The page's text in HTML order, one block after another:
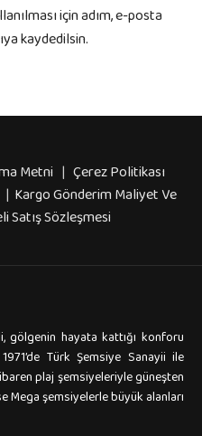
için adım, e-posta
kaydedilsin.
Metni |Çerez Politikası
| Kargo Gönderim Maliyet Ve
Satış Sözleşmesi
gölgenin hayata kattığı konforu
Türk Şemsiye Sanayii ile
plaj şemsiyeleriyle güneşten
Mega şemsiyelerle büyük alanları